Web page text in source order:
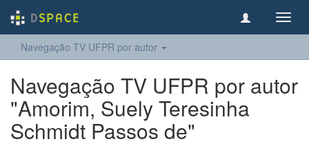
Navegação TV UFPR por autor
Navegação TV UFPR por autor
"Amorim, Suely Teresinha
Schmidt Passos de"